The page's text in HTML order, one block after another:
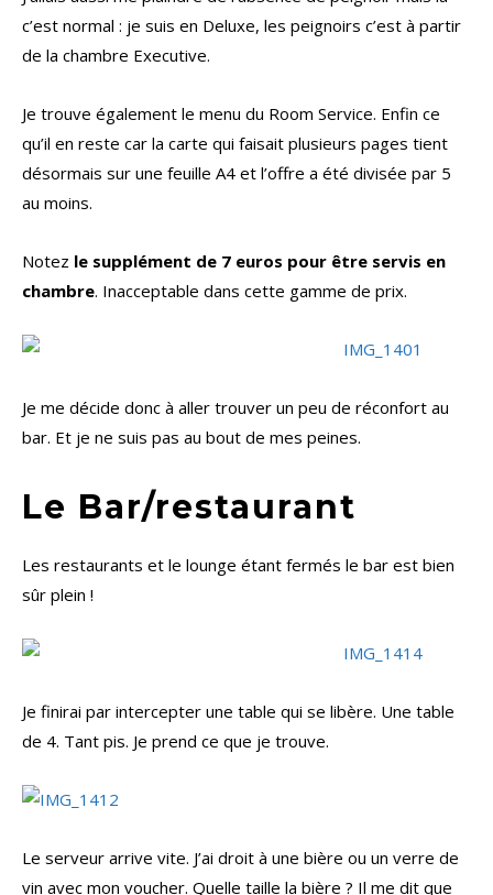
c’est normal : je suis en Deluxe, les peignoirs c’est à partir
de la chambre Executive.
Je trouve également le menu du Room Service. Enfin ce
qu’il en reste car la carte qui faisait plusieurs pages tient
désormais sur une feuille A4 et l’offre a été divisée par 5
au moins.
Notez le supplément de 7 euros pour être servis en
chambre. Inacceptable dans cette gamme de prix.
Je me décide donc à aller trouver un peu de réconfort au
bar. Et je ne suis pas au bout de mes peines.
Le Bar/restaurant
Les restaurants et le lounge étant fermés le bar est bien
sûr plein !
Je finirai par intercepter une table qui se libère. Une table
de 4. Tant pis. Je prend ce que je trouve.
Le serveur arrive vite. J’ai droit à une bière ou un verre de
vin avec mon voucher. Quelle taille la bière ? Il me dit que